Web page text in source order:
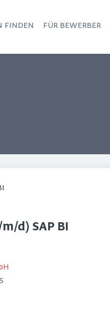
FINDEN FÜR BEWERBER
d) SAP BI